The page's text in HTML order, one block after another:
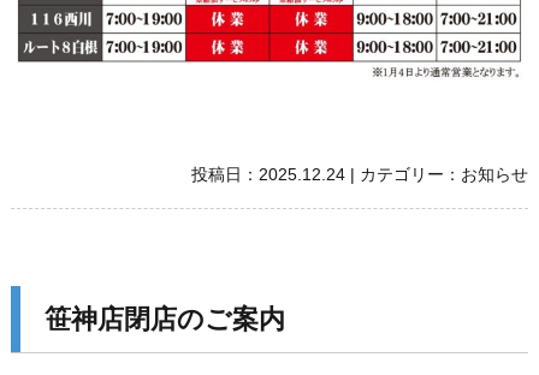
投稿日： 2025.12.24 | カテゴリー： お知らせ
笹神店閉店のご案内